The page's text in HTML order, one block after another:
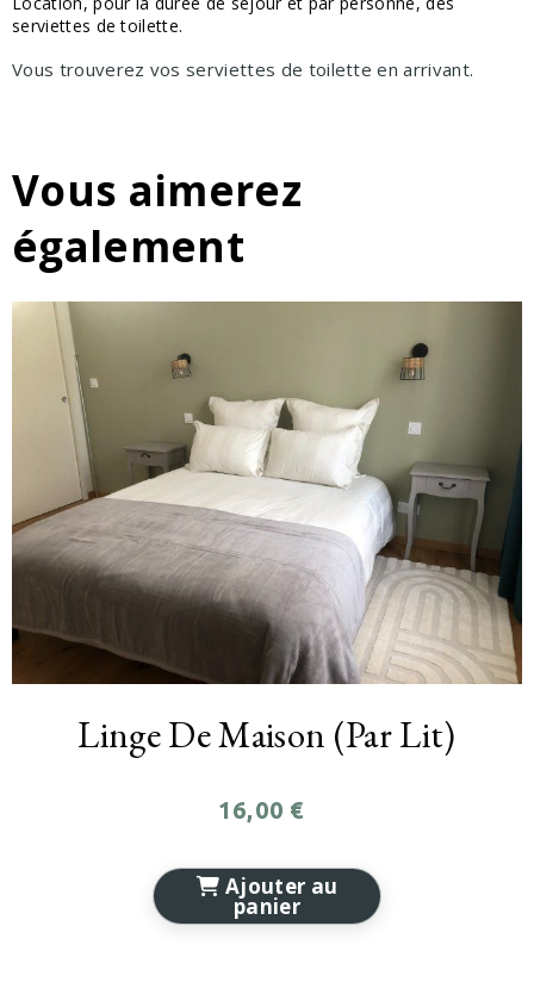
serviettes de toilette.
Vous trouverez vos serviettes de toilette en arrivant.
Vous aimerez
également
Linge De Maison (par Lit)
16,00 €
Ajouter au
panier